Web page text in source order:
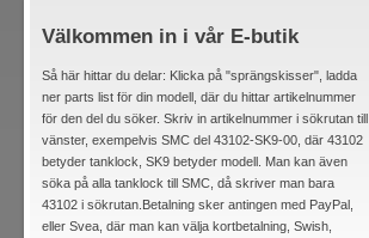
Välkommen in i vår E-butik
Så här hittar du delar: Klicka på "sprängskisser", ladda
ner parts list för din modell, där du hittar artikelnummer
för den del du söker. Skriv in artikelnummer i sökrutan till
vänster, exempelvis SMC del 43102-SK9-00, där 43102
betyder tanklock, SK9 betyder modell. Man kan även
söka på alla tanklock till SMC, då skriver man bara
43102 i sökrutan.Betalning sker antingen med PayPal,
eller Svea, där man kan välja kortbetalning, Swish,